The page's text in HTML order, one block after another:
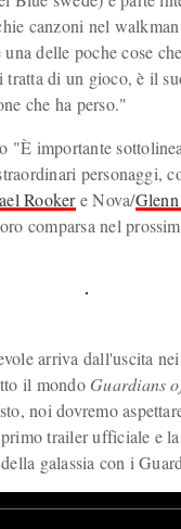
canzoni nel
una delle poche cose
tratta di un gioco, è il
che ha perso."
"È importante
personaggi,
Rookere Nova/
comparsa nel
arriva dall'uscita
il mondo Guardians
noi dovremo
trailer ufficiale e
galassia con i